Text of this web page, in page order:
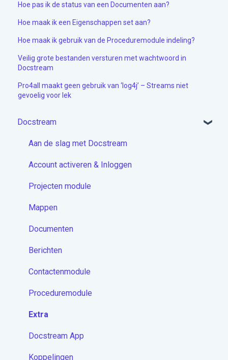
Hoe pas ik de status van een Documenten aan?
Hoe maak ik een Eigenschappen set aan?
Hoe maak ik gebruik van de Proceduremodule indeling?
Veilig grote bestanden versturen met wachtwoord in
Docstream
Pro4all maakt geen gebruik van ‘log4j’ – Streams niet
gevoelig voor lek
Docstream
Aan de slag met Docstream
Account activeren & Inloggen
Projecten module
Mappen
Documenten
Berichten
Contactenmodule
Proceduremodule
Extra
Docstream App
Koppelingen